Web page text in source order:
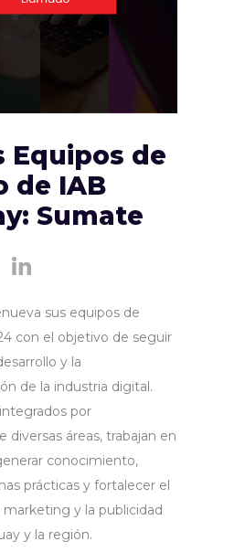
Equipos de
de IAB
Sumate
sus equipos de
con el objetivo de seguir
y la
de la industria digital.
por
diversas áreas, trabajan en
conocimiento,
prácticas y fortalecer el
y la publicidad
y la región.